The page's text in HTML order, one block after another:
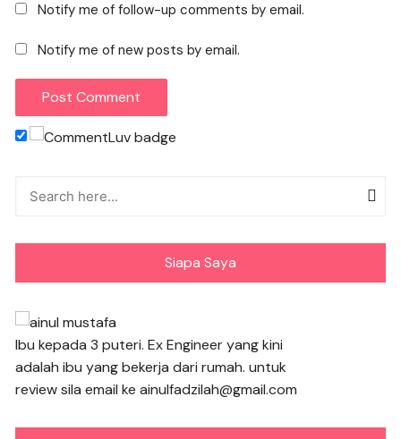
Notify me of follow-up comments by email.
Notify me of new posts by email.
Siapa Saya
Ibu kepada 3 puteri. Ex Engineer yang kini
adalah ibu yang bekerja dari rumah. untuk
review sila email ke ainulfadzilah@gmail.com